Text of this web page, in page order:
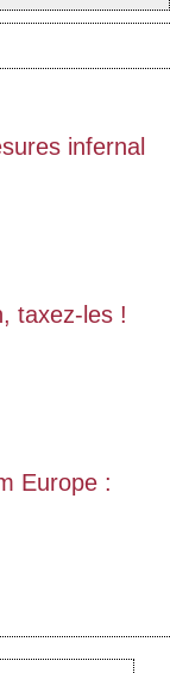
infernal
taxez-les !
Europe :